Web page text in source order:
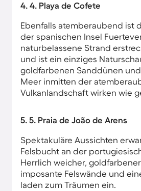
4. 4. Playa de Cofete
Ebenfalls atemberaubend ist
der spanischen Insel
naturbelassene Strand
und ist ein einziges
goldfarbenen Sanddünen
Meer inmitten der
Vulkanlandschaft wirken wie
5. 5. Praia de João de Arens
Spektakuläre Aussichten
Felsbucht an der
Herrlich weicher,
imposante Felswände und
laden zum Träumen ein.